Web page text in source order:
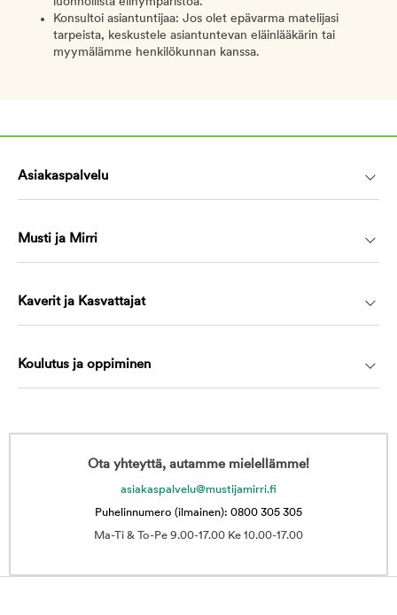
Konsultoi asiantuntijaa: Jos olet epävarma matelijasi
tarpeista, keskustele asiantuntevan eläinlääkärin tai
myymälämme henkilökunnan kanssa.
Asiakaspalvelu
Musti ja Mirri
Kaverit ja Kasvattajat
Koulutus ja oppiminen
Ota yhteyttä, autamme mielellämme!
asiakaspalvelu@mustijamirri.fi
Puhelinnumero (ilmainen): 0800 305 305
Ma-Ti & To-Pe 9.00-17.00 Ke 10.00-17.00